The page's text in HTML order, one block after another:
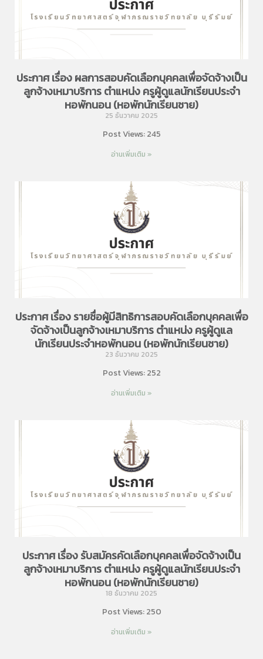
ประกาศ เรื่อง ผลการสอบคัดเลือกบุคคลเพื่อจัดจ้างเป็น
ลูกจ้างเหมาบริการ ตำแหน่ง ครูผู้ดูแลนักเรียนประจำ
หอพักนอน (หอพักนักเรียนชาย)
25 ธันวาคม 2025
Post Views: 245
อ่านเพิ่มเติม »
ประกาศ เรื่อง รายชื่อผู้มีสิทธิการสอบคัดเลือกบุคคลเพื่อ
จัดจ้างเป็นลูกจ้างเหมาบริการ ตำแหน่ง ครูผู้ดูแล
นักเรียนประจำหอพักนอน (หอพักนักเรียนชาย)
23 ธันวาคม 2025
Post Views: 252
อ่านเพิ่มเติม »
ประกาศ เรื่อง รับสมัครคัดเลือกบุคคลเพื่อจัดจ้างเป็น
ลูกจ้างเหมาบริการ ตำแหน่ง ครูผู้ดูแลนักเรียนประจำ
หอพักนอน (หอพักนักเรียนชาย)
18 ธันวาคม 2025
Post Views: 250
อ่านเพิ่มเติม »